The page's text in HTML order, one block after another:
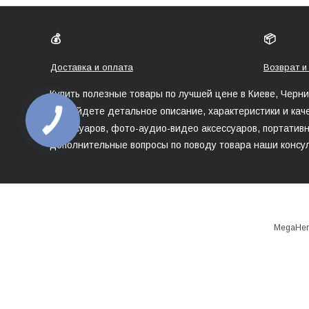
💰
Доставка и оплата
📦
Возврат
Купить полезные товары по лучшей цене в Киеве,
Вы найдете детальное описание, характеристики и
аксессуаров, фото-аудио-видео аксессуаров,
дополнительные вопросы по поводу товара наши